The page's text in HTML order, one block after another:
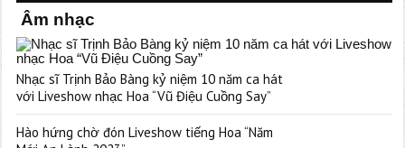
Âm nhạc
Nhạc sĩ Trịnh Bảo Bàng kỷ niệm 10 năm ca hát
với Liveshow nhạc Hoa “Vũ Điệu Cuồng Say”
Hào hứng chờ đón Liveshow tiếng Hoa “Năm